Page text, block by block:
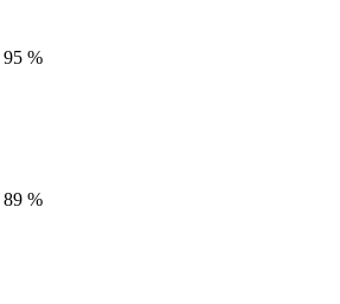
95 %
89 %